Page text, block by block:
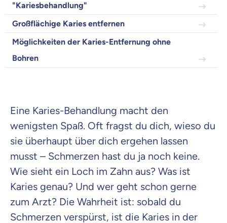
"Kariesbehandlung"
Großflächige Karies entfernen
Möglichkeiten der Karies-Entfernung ohne
Bohren
Eine Karies-Behandlung macht den
wenigsten Spaß. Oft fragst du dich, wieso du
sie überhaupt über dich ergehen lassen
musst – Schmerzen hast du ja noch keine.
Wie sieht ein Loch im Zahn aus? Was ist
Karies genau? Und wer geht schon gerne
zum Arzt? Die Wahrheit ist: sobald du
Schmerzen verspürst, ist die Karies in der
Versicherungsprodukt wählen
Krankenvoll
Beamten
Versicherung
Zahnzusatz
Versicherung